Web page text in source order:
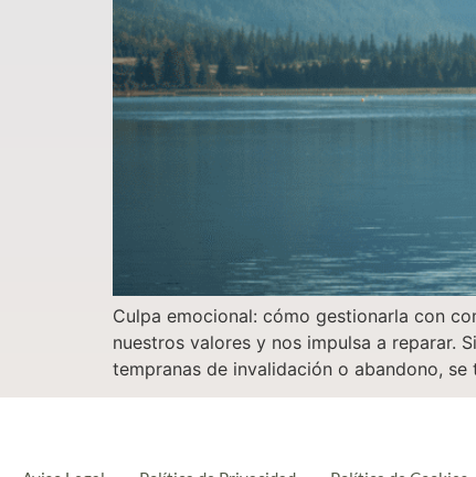
Culpa emocional: cómo gestionarla con
nuestros valores y nos impulsa a reparar.
tempranas de invalidación o abandono,